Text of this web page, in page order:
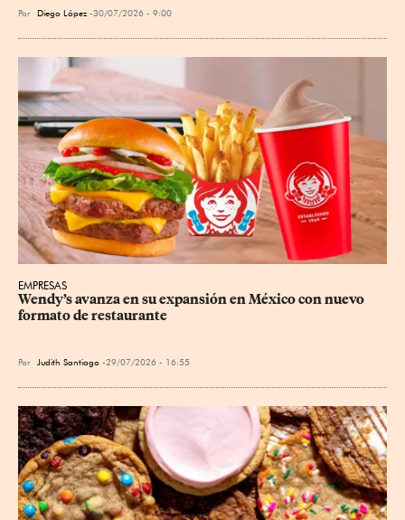
Por Diego López 30/07/2026 - 9:00
EMPRESAS
Wendy’s avanza en su expansión en México con nuevo
formato de restaurante
Por Judith Santiago 29/07/2026 - 16:55